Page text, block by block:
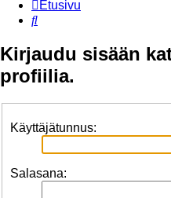
Etusivu
Etsi
Kirjaudu sisään
profiilia.
Käyttäjätunnus:
Salasana: